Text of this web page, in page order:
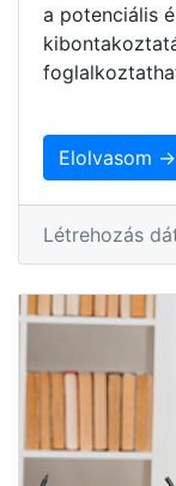
a potenciális
Elolvasom →
Létrehozás